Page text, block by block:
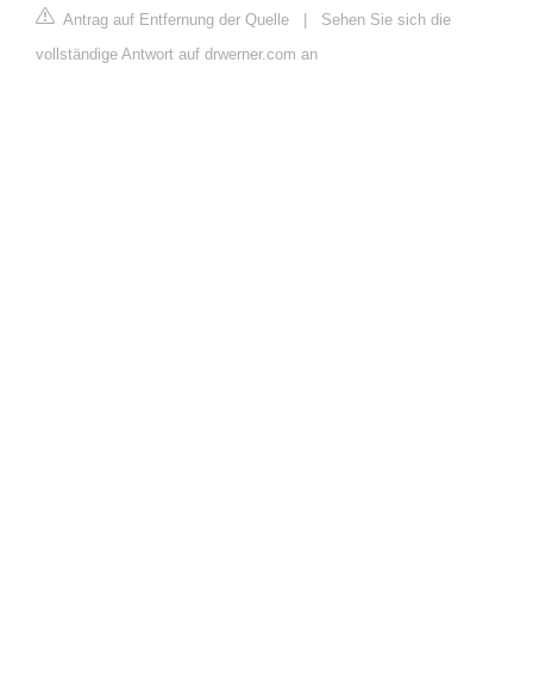
Antrag auf Entfernung der Quelle | Sehen Sie sich die
vollständige Antwort auf drwerner.com an